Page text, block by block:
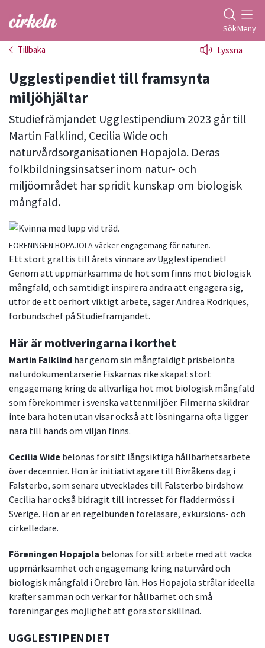
Gå till studiefrämjandets startsida SökMeny
Tillbaka Lyssna
Ugglestipendiet till framsynta
miljöhjältar
Studiefrämjandet Ugglestipendium 2023 går till
Martin Falklind, Cecilia Wide och
naturvårdsorganisationen Hopajola. Deras
folkbildningsinsatser inom natur- och
miljöområdet har spridit kunskap om biologisk
mångfald.
FÖRENINGEN HOPAJOLA väcker engagemang för naturen.
Ett stort grattis till årets vinnare av Ugglestipendiet!
Genom att uppmärksamma de hot som finns mot biologisk
mångfald, och samtidigt inspirera andra att engagera sig,
utför de ett oerhört viktigt arbete, säger Andrea Rodriques,
förbundschef på Studiefrämjandet.
Här är motiveringarna i korthet
Martin Falklind har genom sin mångfaldigt prisbelönta
naturdokumentärserie Fiskarnas rike skapat stort
engagemang kring de allvarliga hot mot biologisk mångfald
som förekommer i svenska vattenmiljöer. Filmerna skildrar
inte bara hoten utan visar också att lösningarna ofta ligger
nära till hands om viljan finns.
Cecilia Wide belönas för sitt långsiktiga hållbarhetsarbete
över decennier. Hon är initiativtagare till Bivråkens dag i
Falsterbo, som senare utvecklades till Falsterbo birdshow.
Cecilia har också bidragit till intresset för fladdermöss i
Sverige. Hon är en regelbunden föreläsare, exkursions- och
cirkelledare.
Föreningen Hopajola belönas för sitt arbete med att väcka
uppmärksamhet och engagemang kring naturvård och
biologisk mångfald i Örebro län. Hos Hopajola strålar ideella
krafter samman och verkar för hållbarhet och små
föreningar ges möjlighet att göra stor skillnad.
UGGLESTIPENDIET